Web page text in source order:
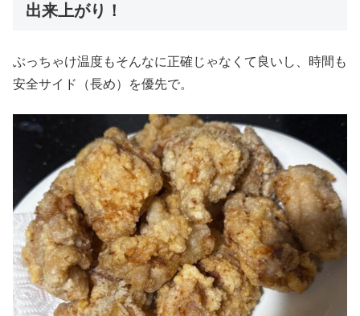
出来上がり！
ぶっちゃけ温度もそんなに正確じゃなくて良いし、時間も
安全サイド（長め）を優先で。